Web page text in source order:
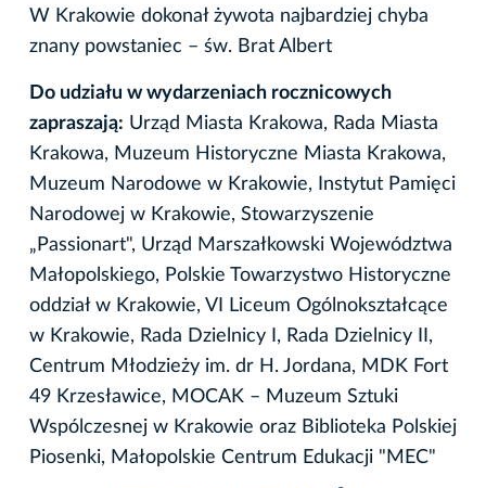
W Krakowie dokonał żywota najbardziej chyba
znany powstaniec – św. Brat Albert
Do udziału w wydarzeniach rocznicowych
zapraszają: Urząd Miasta Krakowa, Rada Miasta
Krakowa, Muzeum Historyczne Miasta Krakowa,
Muzeum Narodowe w Krakowie, Instytut Pamięci
Narodowej w Krakowie, Stowarzyszenie
„Passionart", Urząd Marszałkowski Województwa
Małopolskiego, Polskie Towarzystwo Historyczne
oddział w Krakowie, VI Liceum Ogólnokształcące
w Krakowie, Rada Dzielnicy I, Rada Dzielnicy II,
Centrum Młodzieży im. dr H. Jordana, MDK Fort
49 Krzesławice, MOCAK – Muzeum Sztuki
Wspólczesnej w Krakowie oraz Biblioteka Polskiej
Piosenki, Małopolskie Centrum Edukacji "MEC"